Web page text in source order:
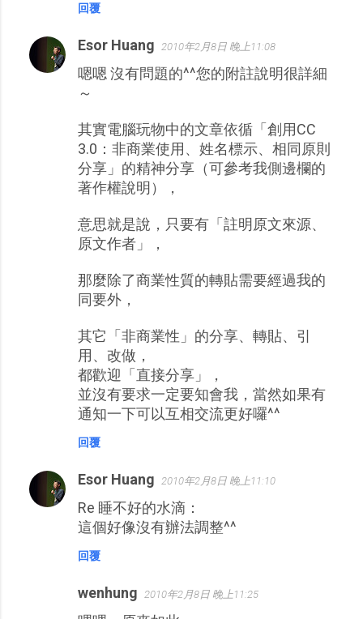
回覆
Esor Huang 2010年2月8日 晚上11:08
嗯嗯 沒有問題的^^您的附註說明很詳細
～
其實電腦玩物中的文章依循「創用CC
3.0：非商業使用、姓名標示、相同原則
分享」的精神分享（可參考我側邊欄的
著作權說明），
意思就是說，只要有「註明原文來源、
原文作者」，
那麼除了商業性質的轉貼需要經過我的
同要外，
其它「非商業性」的分享、轉貼、引
用、改做，
都歡迎「直接分享」，
並沒有要求一定要知會我，當然如果有
通知一下可以互相交流更好囉^^
回覆
Esor Huang 2010年2月8日 晚上11:10
Re 睡不好的水滴：
這個好像沒有辦法調整^^
回覆
wenhung 2010年2月8日 晚上11:25